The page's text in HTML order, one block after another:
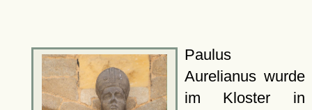
Paulus
Aurelianus wurde
im Kloster in